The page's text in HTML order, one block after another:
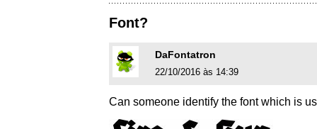
Font?
DaFontatron
22/10/2016 às 14:39
Can someone identify the font which is